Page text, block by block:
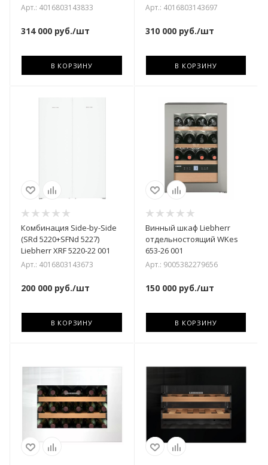
Арт.: 4016803143833
314 000 руб./шт
В КОРЗИНУ
Арт.: 4016803143697
310 000руб./шт
В КОРЗИНУ
Комбинация Side-by-Side
(SRd 5220+SFNd 5227)
Liebherr XRF 5220-22 001
Арт.: 4016803143673
200 000 руб./шт
В КОРЗИНУ
Винный шкаф Liebherr
отдельностоящий WKes
653-26 001
Арт.: 9005382279656
150 000руб./шт
В КОРЗИНУ